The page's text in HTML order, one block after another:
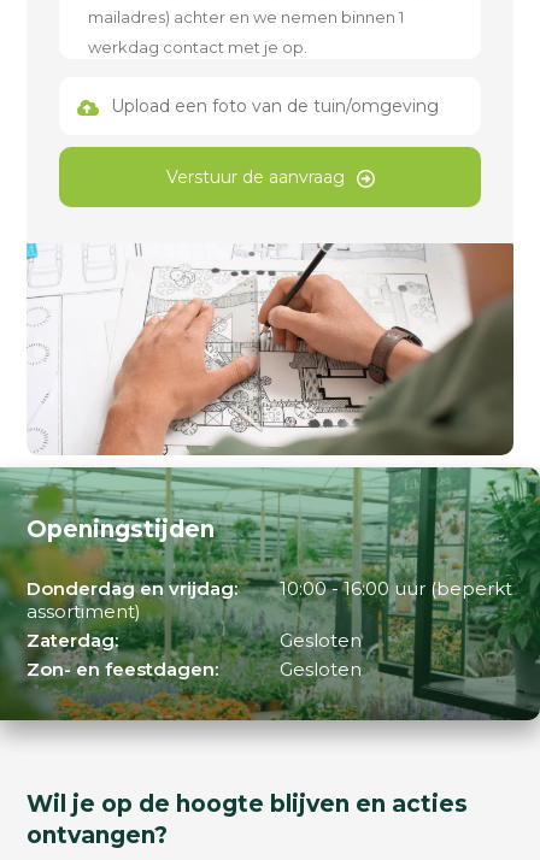
Upload een foto van de tuin/omgeving
Verstuur de aanvraag
Openingstijden
Donderdag en vrijdag:
10:00 - 16:00 uur (beperkt
assortiment)
Zaterdag:
Gesloten
Zon- en feestdagen:
Gesloten
Wil je op de hoogte blijven en acties
ontvangen?